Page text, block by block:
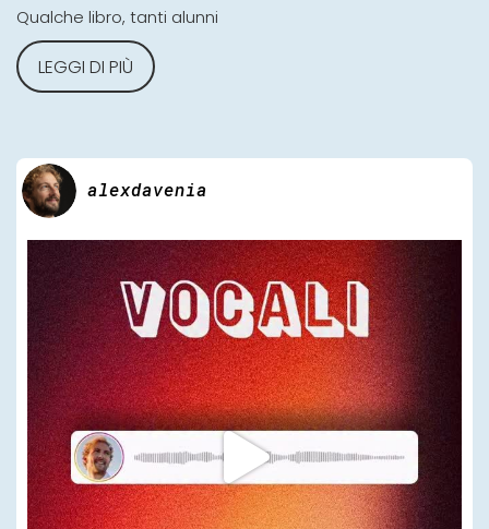
Qualche libro, tanti alunni
LEGGI DI PIÙ
alexdavenia